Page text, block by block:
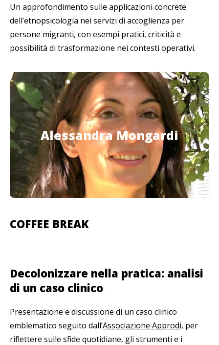
Un approfondimento sulle applicazioni concrete
dell’etnopsicologia nei servizi di accoglienza per
persone migranti, con esempi pratici, criticità e
possibilità di trasformazione nei contesti operativi.
Alessandra Mongardi
Alessandra Mongardi
Psicoterapeuta psicoanalitica interculturale
dell’
Associazione Approdi
COFFEE BREAK
Decolonizzare nella pratica: analisi
di un caso clinico
Presentazione e discussione di un caso clinico
emblematico seguito dall’Associazione Approdi, per
riflettere sulle sfide quotidiane, gli strumenti e i